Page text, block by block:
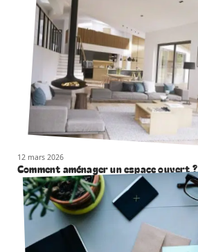
12 mars 2026
Comment aménager un espace ouvert ?